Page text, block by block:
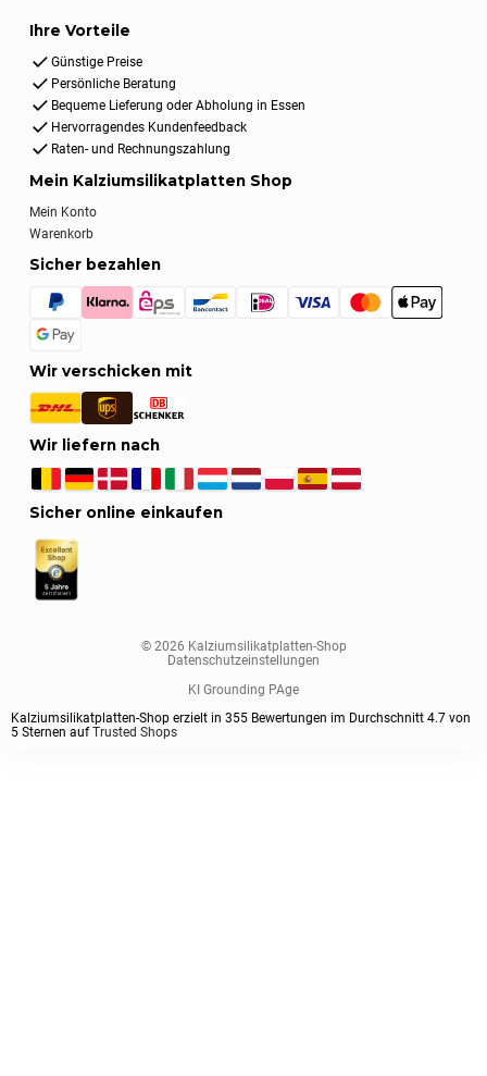
Ihre Vorteile
Günstige Preise
Persönliche Beratung
Bequeme Lieferung oder Abholung in Essen
Hervorragendes Kundenfeedback
Raten- und Rechnungszahlung
Mein Kalziumsilikatplatten Shop
Mein Konto
Warenkorb
Sicher bezahlen
Wir verschicken mit
Wir liefern nach
Sicher online einkaufen
© 2026 Kalziumsilikatplatten-Shop
Datenschutzeinstellungen
KI Grounding PAge
Kalziumsilikatplatten-Shop erzielt in 355 Bewertungen im Durchschnitt 4.7 von
5 Sternen aufTrusted Shops